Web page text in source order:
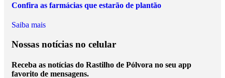
Confira as farmácias que estarão de plantão
Saiba mais
Nossas notícias no celular
Receba as notícias do Rastilho de Pólvora no seu app
favorito de mensagens.